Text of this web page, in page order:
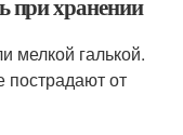
при хранении
мелкой галькой.
пострадают от